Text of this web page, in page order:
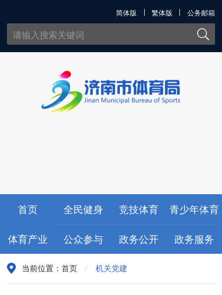
简体版 繁体版 公务邮箱
首页 全民健身 竞技体育 青少年体育
体育产业 公众参与 政务公开 政务服务
当前位置：首页 / 机关党建